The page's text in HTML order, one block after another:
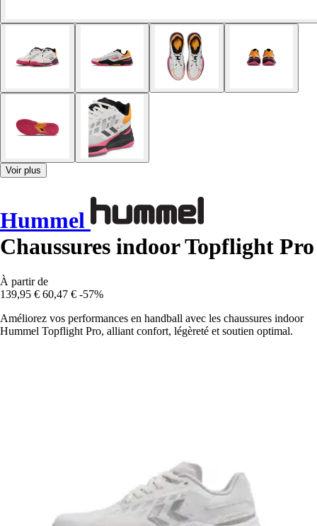
Voir plus
Hummel
Chaussures indoor Topflight Pro
À partir de
139,95 € 60,47 € -57%
Améliorez vos performances en handball avec les chaussures indoor
Hummel Topflight Pro, alliant confort, légèreté et soutien optimal.